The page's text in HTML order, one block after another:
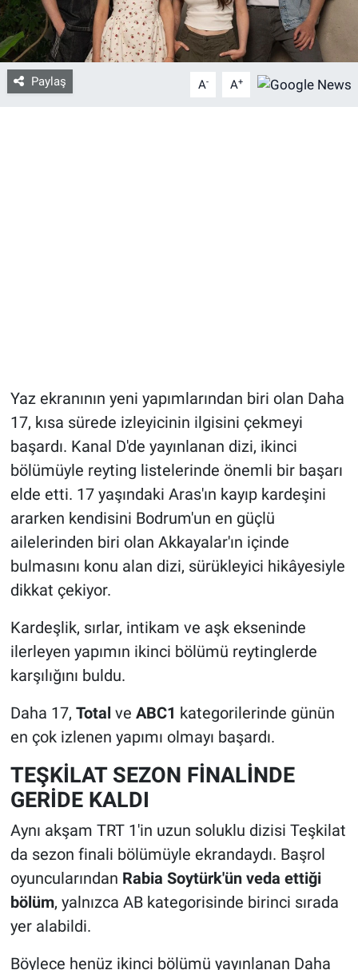
Paylaş A- A+
Yaz ekranının yeni yapımlarından biri olan Daha
17, kısa sürede izleyicinin ilgisini çekmeyi
başardı. Kanal D'de yayınlanan dizi, ikinci
bölümüyle reyting listelerinde önemli bir başarı
elde etti. 17 yaşındaki Aras'ın kayıp kardeşini
ararken kendisini Bodrum'un en güçlü
ailelerinden biri olan Akkayalar'ın içinde
bulmasını konu alan dizi, sürükleyici hikâyesiyle
dikkat çekiyor.
Kardeşlik, sırlar, intikam ve aşk ekseninde
ilerleyen yapımın ikinci bölümü reytinglerde
karşılığını buldu.
Daha 17, Total ve ABC1 kategorilerinde günün
en çok izlenen yapımı olmayı başardı.
TEŞKİLAT SEZON FİNALİNDE
GERİDE KALDI
Aynı akşam TRT 1'in uzun soluklu dizisi Teşkilat
da sezon finali bölümüyle ekrandaydı. Başrol
oyuncularından Rabia Soytürk'ün veda ettiği
bölüm, yalnızca AB kategorisinde birinci sırada
yer alabildi.
Böylece henüz ikinci bölümü yayınlanan Daha
Yaşam
Gözden Kaçmasın
İletişim (Künye)